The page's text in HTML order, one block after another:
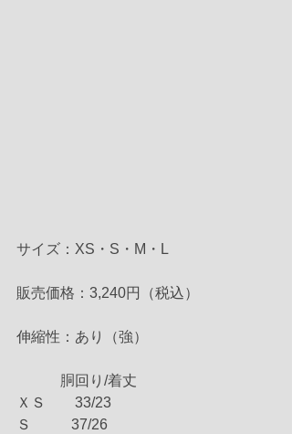
サイズ：XS・S・M・L
販売価格：3,240円（税込）
伸縮性：あり（強）
胴回り/着丈
ＸＳ　　33/23
Ｓ 　　  37/26